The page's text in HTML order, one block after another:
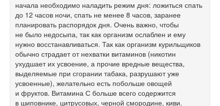
начала необходимо наладить режим дня: ложиться спать
до 12 часов ночи, спать не менее 8 часов, заранее
планировать распорядок дня. Очень важно, чтобы
не было недосыпа, так как организм ослаблен и ему
нужно восстанавливаться. Так как организм курильщиков
обычно страдает от нехватки витаминов (никотин
ухудшает их усвоение, а прочие вредные вещества,
выделяемые при сгорании табака, разрушают уже
усвоенные), желательно есть побольше овощей
и фруктов. Витамина С больше всего содержится
в шиповнике, цитрусовых, черной смородине, киви.